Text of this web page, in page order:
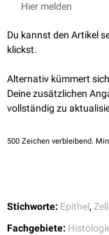
Basalzellpapillome
Hier melden
Du kannst den Artikel
klickst.
Alternativ kümmert
Deine zusätzlichen
vollständig zu
500 Zeichen verbleibend.
Stichworte: Epithel,
Fachgebiete: